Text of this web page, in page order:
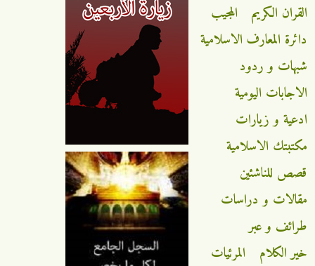
القران الكريم
المجيب
دائرة المعارف الاسلامية
شبهات و ردود
الاجابات اليومية
ادعية و زيارات
مكتبتك الاسلامية
قصص للناشئين
مقالات و دراسات
طرائف و عبر
خير الكلام
المرئيات